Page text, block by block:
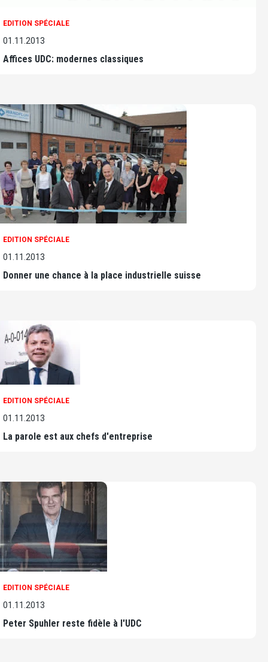
EDITION SPÉCIALE
01.11.2013
Affices UDC: modernes classiques
EDITION SPÉCIALE
01.11.2013
Donner une chance à la place industrielle suisse
EDITION SPÉCIALE
01.11.2013
La parole est aux chefs d'entreprise
EDITION SPÉCIALE
01.11.2013
Peter Spuhler reste fidèle à l'UDC